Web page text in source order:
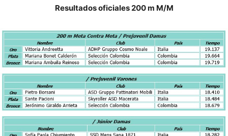
Resultados oficiales 200 m M/M